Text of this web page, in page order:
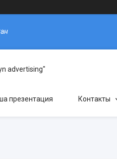
advertising"
презентация Контакты